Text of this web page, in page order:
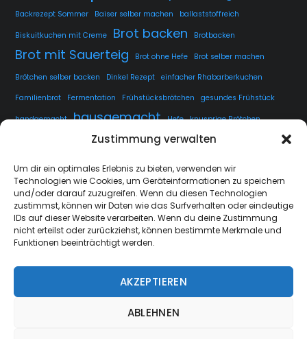
Zustimmung verwalten
Um dir ein optimales Erlebnis zu bieten, verwenden wir
Technologien wie Cookies, um Geräteinformationen zu speichern
und/oder darauf zuzugreifen. Wenn du diesen Technologien
zustimmst, können wir Daten wie das Surfverhalten oder eindeutige
IDs auf dieser Website verarbeiten. Wenn du deine Zustimmung
nicht erteilst oder zurückziehst, können bestimmte Merkmale und
Funktionen beeinträchtigt werden.
AKZEPTIEREN
ABLEHNEN
Backrezept Sommer Baiser selber machen ballaststoffreich
Biskuitkuchen mit Creme Brot backen Brotbacken
Brot mit Sauerteig Brot ohne Hefe
Brot selber machen
Brötchen selber backen
Dinkel Rezept
einfacher Rhabarberkuchen
Familienbrot
Fermentation Frühstücksbrötchen gesundes Frühstück
handgemacht hausgemacht Hefe knusprige Brötchen
kuchen lange Teigführung Langzeitführung
Sauerteig
Sauerteig fermentieren Sauerteig Rezept selbstgemacht Sesam
Weissbrot
Übernachtgare